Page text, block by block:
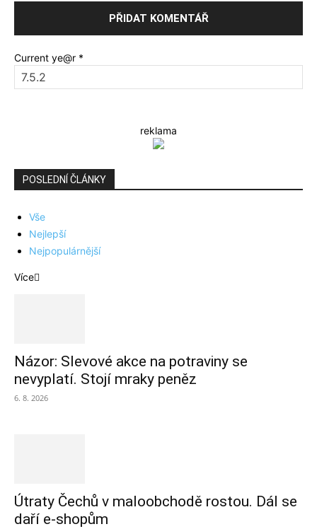
Current ye@r *
reklama
POSLEDNÍ ČLÁNKY
Vše
Nejlepší
Nejpopulárnější
Více
Názor: Slevové akce na potraviny se
nevyplatí. Stojí mraky peněz
6. 8. 2026
Útraty Čechů v maloobchodě rostou. Dál se
daří e-shopům